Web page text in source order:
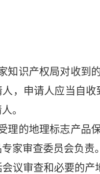
知识产权局对收到
，申请人应当自收
。
理的地理标志产品
家审查委员会负责。
议审查和必要的产